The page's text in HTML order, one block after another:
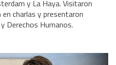
y La Haya. Visitaron
charlas y presentaron
Derechos Humanos.